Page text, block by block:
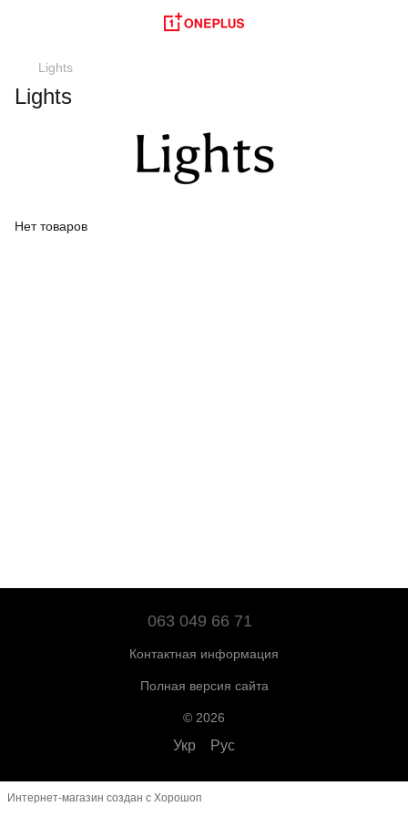
Lights
Lights
Нет товаров
063 049 66 71
Контактная информация
Полная версия сайта
© 2026
Укр Рус
Интернет-магазин создан с Хорошоп